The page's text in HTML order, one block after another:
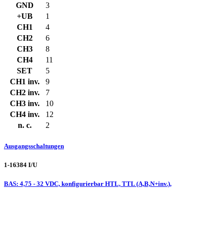
GND
3
+UB
1
CH1
4
CH2
6
CH3
8
CH4
11
SET
5
CH1 inv.
9
CH2 inv.
7
CH3 inv.
10
CH4 inv.
12
n. c.
2
Ausgangsschaltungen
1-16384 I/U
BAS: 4,75 - 32 VDC, konfigurierbar HTL, TTL (A,B,N+inv.),